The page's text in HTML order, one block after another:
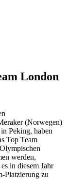
London
(Norwegen)
Peking, haben
Top Team
werden,
in diesem Jahr
Platzierung zu